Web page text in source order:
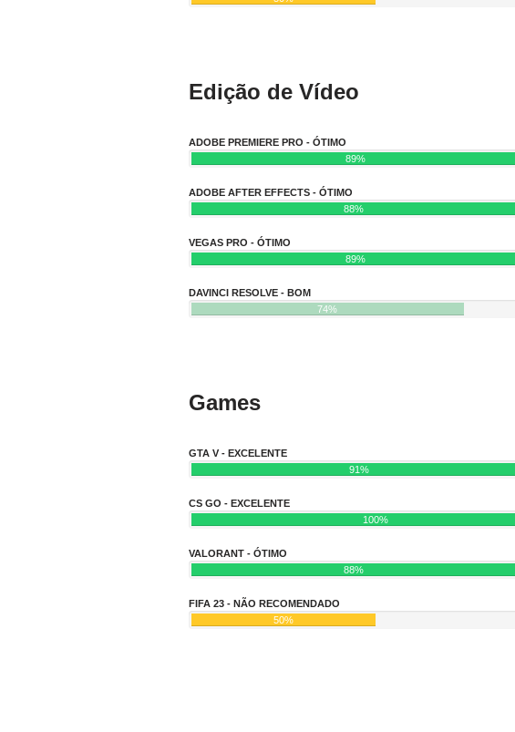
Edição de Vídeo
ADOBE PREMIERE PRO - ÓTIMO
89%
ADOBE AFTER EFFECTS - ÓTIMO
88%
VEGAS PRO - ÓTIMO
89%
DAVINCI RESOLVE - BOM
74%
Games
GTA V - EXCELENTE
91%
CS GO - EXCELENTE
100%
VALORANT - ÓTIMO
88%
FIFA 23 - NÃO RECOMENDADO
50%